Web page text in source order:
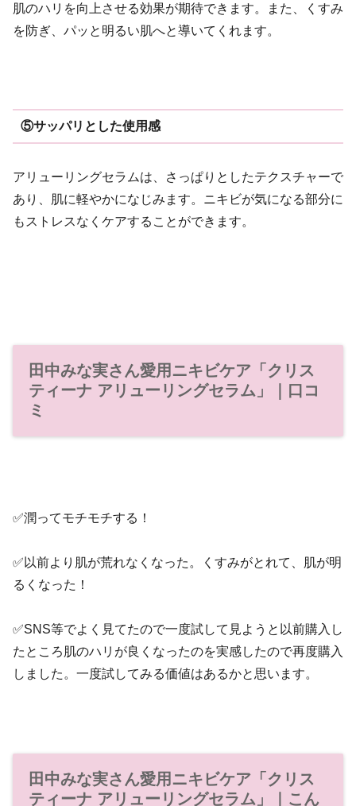
肌のハリを向上させる効果が期待できます。また、くすみ
を防ぎ、パッと明るい肌へと導いてくれます。
⑤サッパリとした使用感
アリューリングセラムは、さっぱりとしたテクスチャーで
あり、肌に軽やかになじみます。ニキビが気になる部分に
もストレスなくケアすることができます。
田中みな実さん愛用ニキビケア「クリス
ティーナ アリューリングセラム」｜口コ
ミ
✅潤ってモチモチする！
✅以前より肌が荒れなくなった。くすみがとれて、肌が明
るくなった！
✅SNS等でよく見てたので一度試して見ようと以前購入し
たところ肌のハリが良くなったのを実感したので再度購入
しました。一度試してみる価値はあるかと思います。
田中みな実さん愛用ニキビケア「クリス
ティーナ アリューリングセラム」｜こん